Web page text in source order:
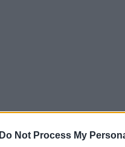
Do Not Process My